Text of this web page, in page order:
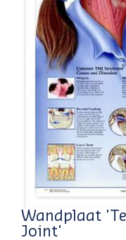
Wandplaat
Joint'